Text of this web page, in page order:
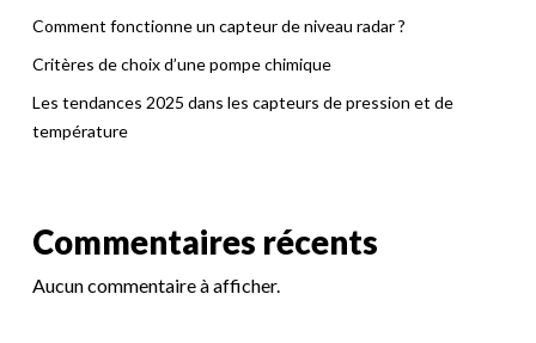
Comment fonctionne un capteur de niveau radar ?
Critères de choix d’une pompe chimique
Les tendances 2025 dans les capteurs de pression et de
température
Commentaires récents
Aucun commentaire à afficher.